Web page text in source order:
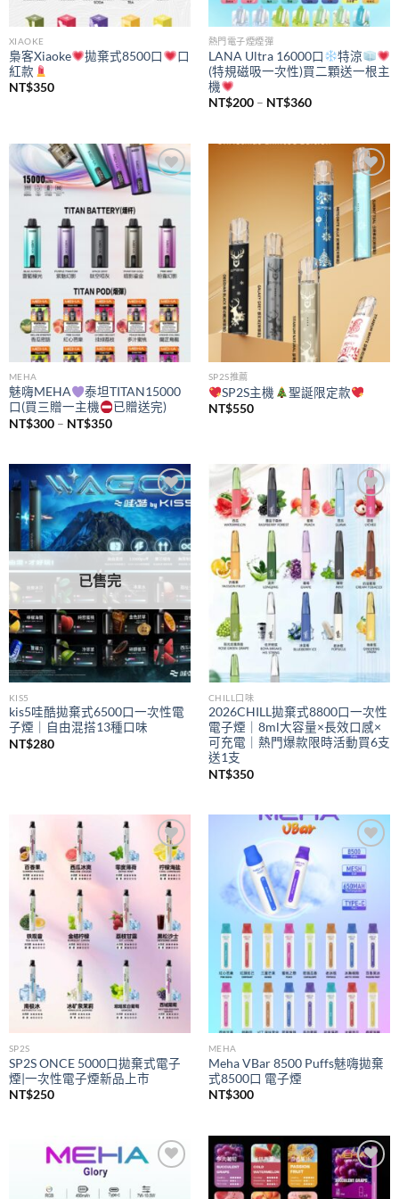
XIAOKE
梟客Xiaoke 拋棄式8500口
口
紅款
NT$350
熱門電子煙煙彈
LANA Ultra 16000口
特涼
(特規磁吸一次性)買二顆送一根主
機
NT$200 – NT$360價
NT$200
到
NT$360
Add to
MEHA
魅嗨MEHA
泰坦TITAN15000
口(買三贈一主機
已贈送完)
NT$300 – NT$350價
NT$300
到
NT$350
Add to
wishlist
SP2S推薦
SP2S主機
聖誕限定款
NT$550
Add to
wishlist
已售完
KIS5
kis5哇酷拋棄式6500口一次性電
子煙｜自由混搭13種口味
NT$280
Add to
wishlist
CHILL口味
2026CHILL拋棄式8800口一次性
電子煙｜8ml大容量×長效口感×
可充電｜熱門爆款限時活動買6支
送1支
NT$350
Add to
wishlist
SP2S
SP2S ONCE 5000口拋棄式電子
煙|一次性電子煙新品上市
NT$250
Add to
wishlist
MEHA
Meha VBar 8500 Puffs魅嗨拋棄
式8500口 電子煙
NT$300
wishlist
Add to
wishlist